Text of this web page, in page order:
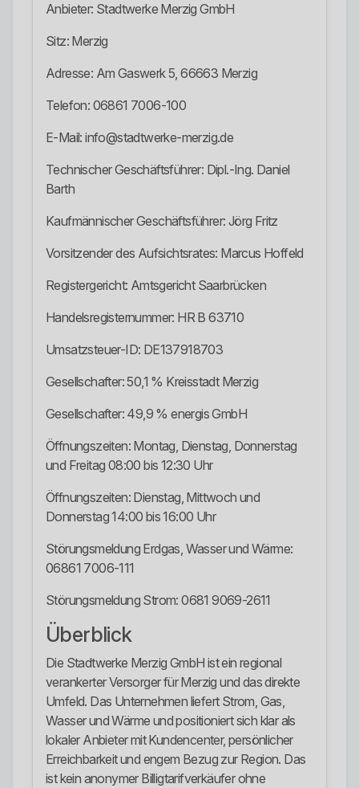
Anbieter: Stadtwerke Merzig GmbH
Sitz: Merzig
Adresse: Am Gaswerk 5, 66663 Merzig
Telefon: 06861 7006-100
E-Mail: info@stadtwerke-merzig.de
Technischer Geschäftsführer: Dipl.-Ing. Daniel
Barth
Kaufmännischer Geschäftsführer: Jörg Fritz
Vorsitzender des Aufsichtsrates: Marcus Hoffeld
Registergericht: Amtsgericht Saarbrücken
Handelsregisternummer: HR B 63710
Umsatzsteuer-ID: DE137918703
Gesellschafter: 50,1 % Kreisstadt Merzig
Gesellschafter: 49,9 % energis GmbH
Öffnungszeiten: Montag, Dienstag, Donnerstag
und Freitag 08:00 bis 12:30 Uhr
Öffnungszeiten: Dienstag, Mittwoch und
Donnerstag 14:00 bis 16:00 Uhr
Störungsmeldung Erdgas, Wasser und Wärme:
06861 7006-111
Störungsmeldung Strom: 0681 9069-2611
Überblick
Die Stadtwerke Merzig GmbH ist ein regional
verankerter Versorger für Merzig und das direkte
Umfeld. Das Unternehmen liefert Strom, Gas,
Wasser und Wärme und positioniert sich klar als
lokaler Anbieter mit Kundencenter, persönlicher
Erreichbarkeit und engem Bezug zur Region. Das
ist kein anonymer Billigtarifverkäufer ohne